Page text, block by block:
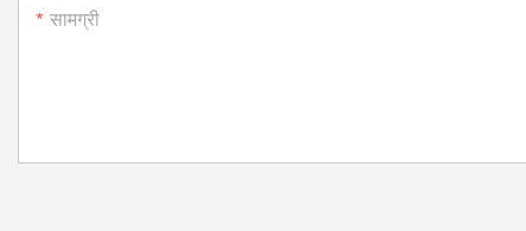
सामग्री